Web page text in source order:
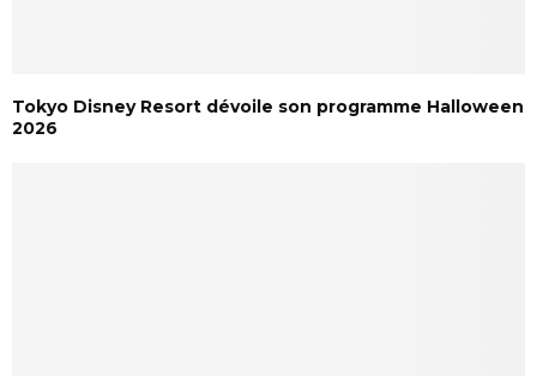
Tokyo Disney Resort dévoile son programme Halloween
2026